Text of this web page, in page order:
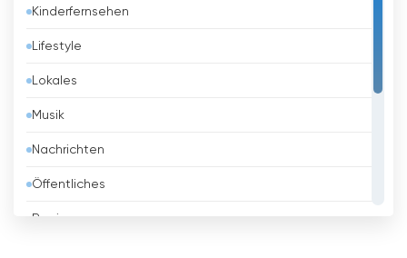
Barbados
Belarus
Belgien
Belize
Benin
Bhutan
Kinderfernsehen
Lifestyle
Lokales
Musik
Nachrichten
Öffentliches
Regierung